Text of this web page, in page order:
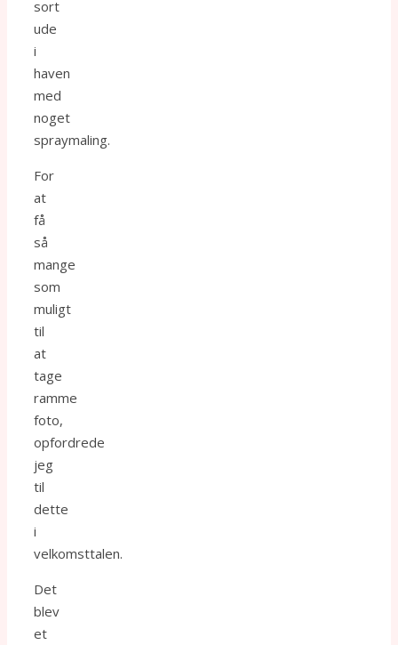
sort
ude
i
haven
med
noget
spraymaling.
For
at
få
så
mange
som
muligt
til
at
tage
ramme
foto,
opfordrede
jeg
til
dette
i
velkomsttalen.
Det
blev
et